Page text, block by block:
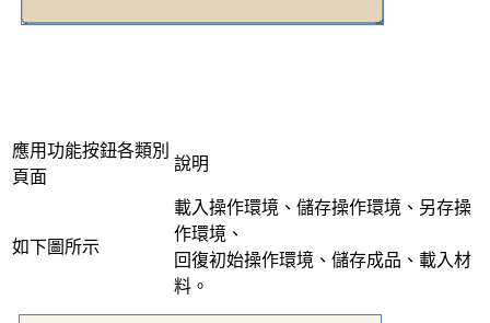
應用功能按鈕各類別
頁面
說明
如下圖所示
載入操作環境、儲存操作環境、另存操
作環境、
回復初始操作環境、儲存成品、載入材
料。